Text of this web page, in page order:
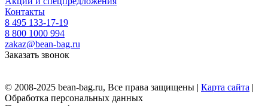
Контакты
8 495 133-17-19
8 800 1000 994
zakaz@bean-bag.ru
Заказать звонок
© 2008-2025 bean-bag.ru, Все права защищены | Карта сайта |
Обработка персональных данных